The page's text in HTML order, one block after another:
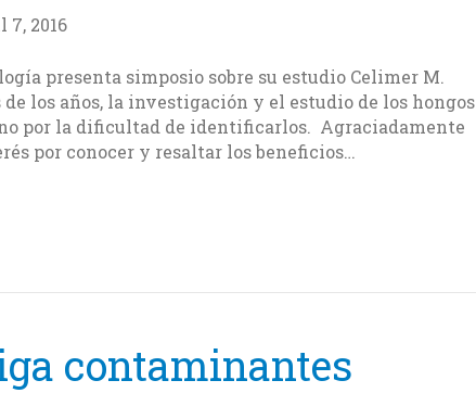
7, 2016
presenta simposio sobre su estudio Celimer M.
los años, la investigación y el estudio de los hongos
por la dificultad de identificarlos. Agraciadamente
por conocer y resaltar los beneficios…
contaminantes